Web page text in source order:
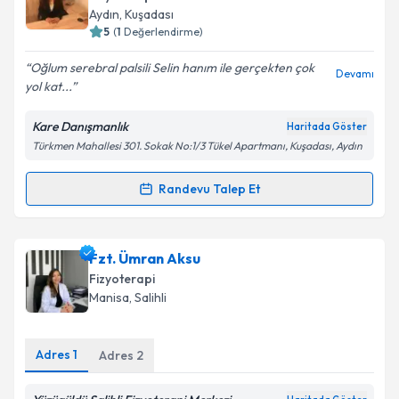
takvim hazırlandığında e-posta ile bilgilendireceğiz.
Kişisel verilerimin işlenmesine ilişkin
Aydınlatma
Metni'ni okudum ve kişisel verilerimin belirtilen
kapsamda işlenmesini kabul ediyorum.
Aydın, Kuşadası
5 (1 Değerlendirme)
Oğlum serebral palsili Selin hanım ile gerçekten çok
yol kat...
Devamı
Kare Danışmanlık Haritada Göster
Türkmen Mahallesi 301. Sokak No:1/3 Tükel Apartmanı, Kuşadası, Aydın
Randevu Talep Et
Randevu Takvimi Talebi
Fzt. Selin Topiçin randevu takvimi talebi oluşturun.
Size bu uzmandan randevu almanız için bir takvim
hazırlandığında e-posta ile bilgilendireceğiz.
Fzt. Ümran Aksu
Fizyoterapi
Manisa, Salihli
Adres 1 Adres 2